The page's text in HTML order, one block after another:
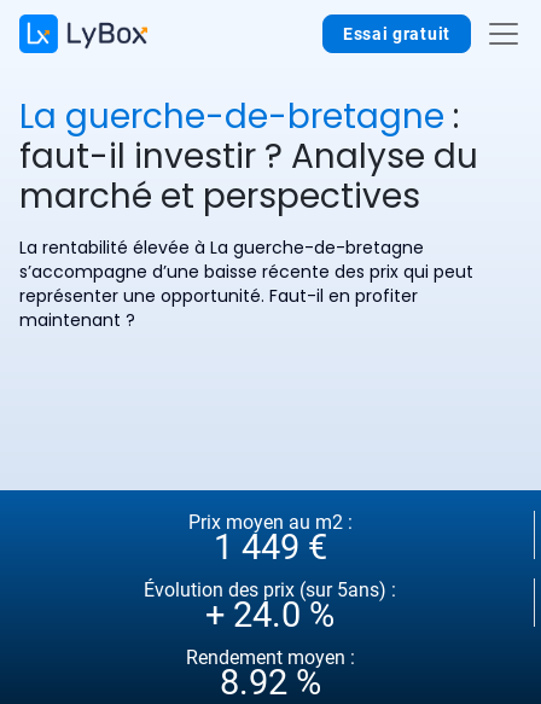
Essai gratuit
La guerche-de-bretagne :
faut-il investir ? Analyse du
marché et perspectives
La rentabilité élevée à La guerche-de-bretagne
s’accompagne d’une baisse récente des prix qui peut
représenter une opportunité. Faut-il en profiter
maintenant ?
Prix moyen au m2 :
1 449 €
Évolution des prix (sur 5ans) :
+ 24.0 %
Rendement moyen :
8.92 %